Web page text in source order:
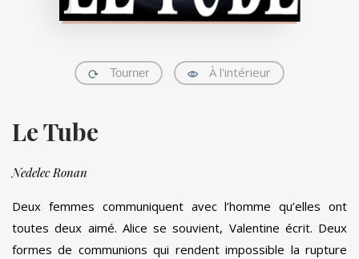
Tourner À l'intérieur
Le Tube
Nedelec Ronan
Deux femmes communiquent avec l’homme qu’elles ont
toutes deux aimé. Alice se souvient, Valentine écrit. Deux
formes de communions qui rendent impossible la rupture